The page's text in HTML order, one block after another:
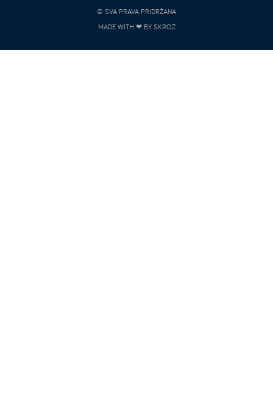
© SVA PRAVA PRIDRŽANA
MADE WITH ❤ BY SKROZ